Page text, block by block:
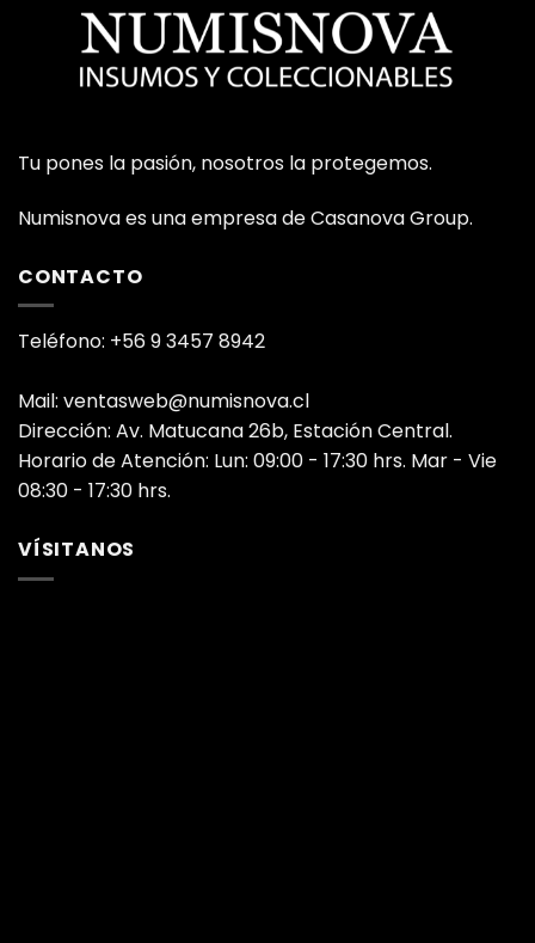
Tu pones la pasión, nosotros la protegemos.
Numisnova es una empresa de Casanova Group.
CONTACTO
Teléfono: +56 9 3457 8942
Mail: ventasweb@numisnova.cl
Dirección: Av. Matucana 26b, Estación Central.
Horario de Atención: Lun: 09:00 - 17:30 hrs. Mar - Vie
08:30 - 17:30 hrs.
VÍSITANOS